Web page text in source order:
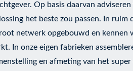
Op basis daarvan
het beste zou passen. In ruim
netwerk opgebouwd en kennen
In onze eigen fabrieken
en afmeting van het super